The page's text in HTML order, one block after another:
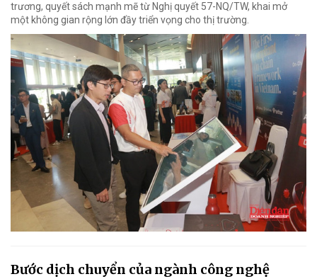
trương, quyết sách mạnh mẽ từ Nghị quyết 57-NQ/TW, khai mở
một không gian rộng lớn đầy triển vọng cho thị trường.
Bước dịch chuyển của ngành công nghệ